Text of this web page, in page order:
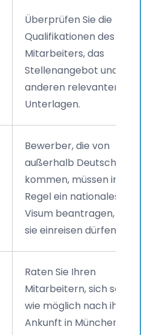
Überprüfen Sie die
Qualifikationen des
Mitarbeiters, das
Stellenangebot und alle
anderen relevanten
Unterlagen.
Bewerber, die von
außerhalb
kommen, müssen in der
Regel ein nationales
Visum beantragen,
sie einreisen dürfen.
Raten Sie Ihren
Mitarbeitern, sich so
wie möglich nach ihrer
Ankunft in München